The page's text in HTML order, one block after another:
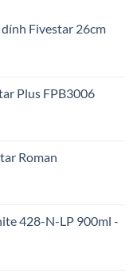
Fivestar 26cm
₫.
Plus FPB3006
₫.
Roman
428-N-LP 900ml -